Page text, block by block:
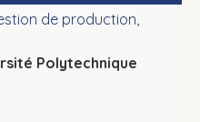
de production,
Polytechnique